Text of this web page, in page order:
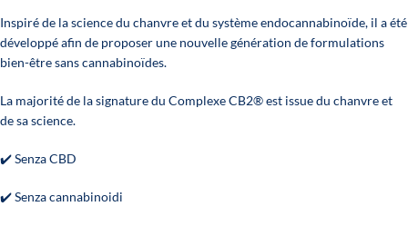
Inspiré de la science du chanvre et du système endocannabinoïde, il a été
développé afin de proposer une nouvelle génération de formulations
bien-être sans cannabinoïdes.
La majorité de la signature du Complexe CB2® est issue du chanvre et
de sa science.
✔️ Senza CBD
✔️ Senza cannabinoidi